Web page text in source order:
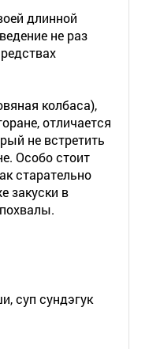
длинной
не раз
колбаса),
отличается
не встретить
Особо стоит
старательно
закуски в
суп сундэгук